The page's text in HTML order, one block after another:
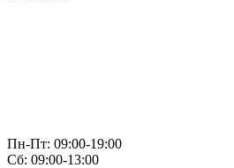
Пн-Пт: 09:00-19:00
Сб: 09:00-13:00